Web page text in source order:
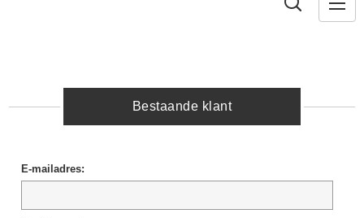
Bestaande klant
E-mailadres: